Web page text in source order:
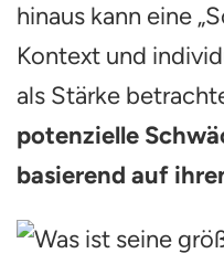
hinaus kann eine
Kontext und
als Stärke
potenzielle
basierend auf